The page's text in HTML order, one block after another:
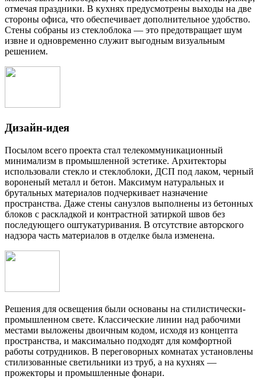
отмечая праздники. В кухнях предусмотрены выходы на две
стороны офиса, что обеспечивает дополнительное удобство.
Стены собраны из стеклоблока — это предотвращает шум
извне и одновременно служит выгодным визуальным
решением.
Дизайн-идея
Посылом всего проекта стал телекоммуникационный
минимализм в промышленной эстетике. Архитекторы
использовали стекло и стеклоблоки, ДСП под лаком, черный
вороненый металл и бетон. Максимум натуральных и
брутальных материалов подчеркивает назначение
пространства. Даже стены санузлов выполнены из бетонных
блоков с раскладкой и контрастной затиркой швов без
последующего оштукатуривания. В отсутствие авторского
надзора часть материалов в отделке была изменена.
Решения для освещения были основаны на стилистически-
промышленном свете. Классические линии над рабочими
местами выложены двоичным кодом, исходя из концепта
пространства, и максимально подходят для комфортной
работы сотрудников. В переговорных комнатах установлены
стилизованные светильники из труб, а на кухнях —
прожекторы и промышленные фонари.